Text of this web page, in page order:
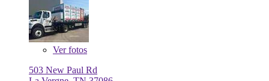
Verfotos
503 New Paul Rd